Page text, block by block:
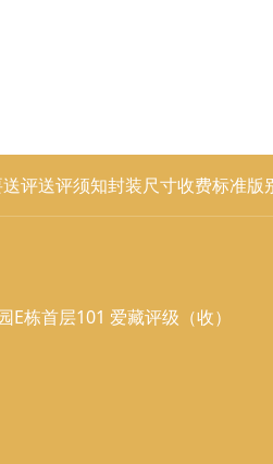
评送评须知封装尺寸收费标准版
栋首层101 爱藏评级（收）